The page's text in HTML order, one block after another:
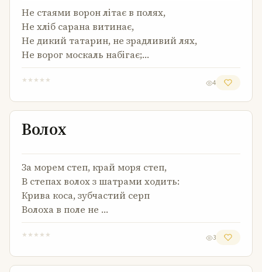
Не стаями ворон літає в полях,
Не хліб сарана витинає,
Не дикий татарин, не зрадливий лях,
Не ворог москаль набігає;…
★ ★ ★ ★ ★ 4
Волох
Волох
За морем степ, край моря степ,
В степах волох з шатрами ходить:
Крива коса, зубчастий серп
Волоха в поле не …
★ ★ ★ ★ ★ 3
Пісня русалок